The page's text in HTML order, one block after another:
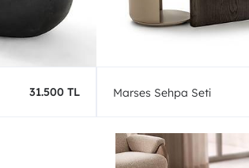
31.500 TL Marses Sehpa Seti